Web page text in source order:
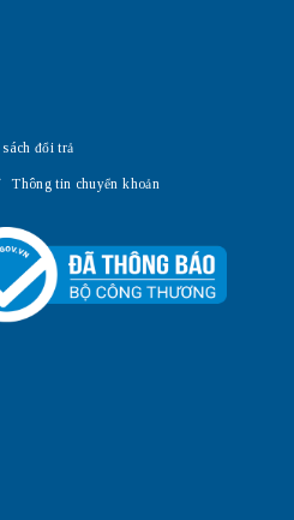
đổi trả
Thông tin chuyển khoản